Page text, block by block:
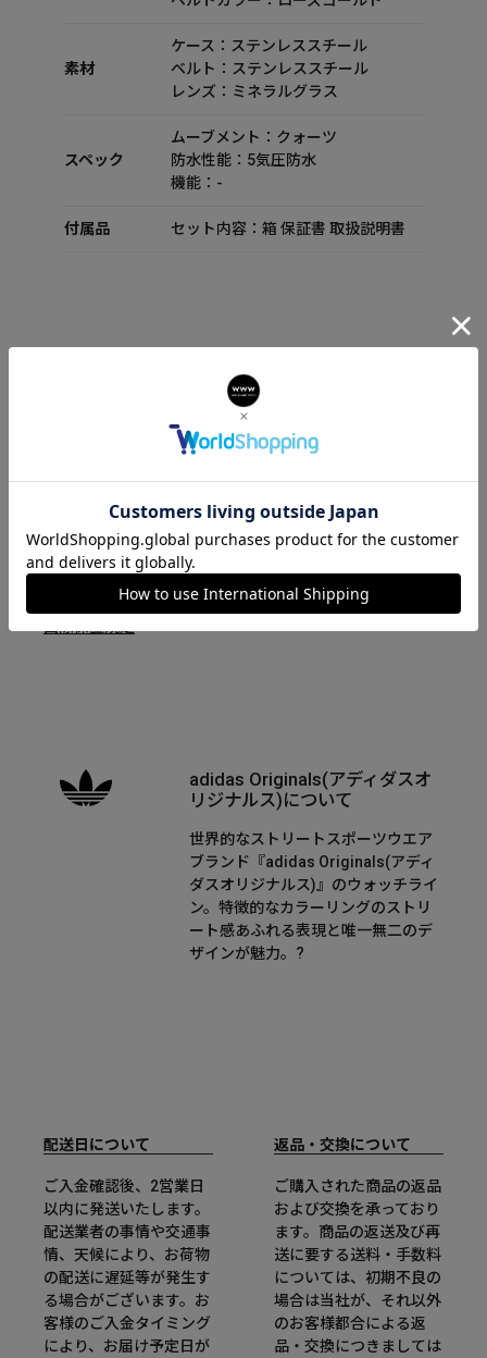
素材
ケース：ステンレススチール
ベルト：ステンレススチール
レンズ：ミネラルグラス
スペック
ムーブメント：クォーツ
防水性能：5気圧防水
機能：-
付属品 セット内容：箱 保証書 取扱説明書
EDITION THREE
取り扱い説明書
adidas Originals(アディダスオ
リジナルス)について
世界的なストリートスポーツウエア
ブランド『adidas Originals(アディ
ダスオリジナルス)』のウォッチライ
ン。特徴的なカラーリングのストリ
ート感あふれる表現と唯一無二のデ
ザインが魅力。?
配送日について
ご入金確認後、2営業日
以内に発送いたします。
配送業者の事情や交通事
情、天候により、お荷物
の配送に遅延等が発生す
る場合がございます。お
客様のご入金タイミング
により、お届け予定日が
返品・交換について
ご購入された商品の返品
および交換を承っており
ます。商品の返送及び再
送に要する送料・手数料
については、初期不良の
場合は当社が、それ以外
のお客様都合による返
品・交換につきましては